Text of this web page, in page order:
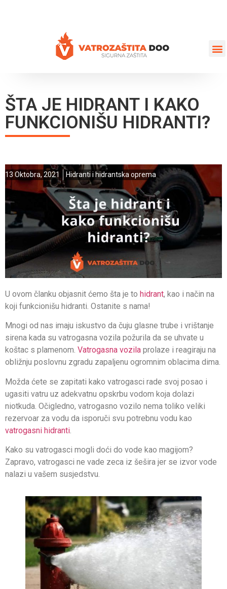
ŠTA JE HIDRANT I KAKO
FUNKCIONIŠU HIDRANTI?
13 Oktobra, 2021 Hidranti i hidrantska oprema
U ovom članku objasnit ćemo šta je to hidrant, kao i način na
koji funkcionišu hidranti. Ostanite s nama!
Mnogi od nas imaju iskustvo da čuju glasne trube i vrištanje
sirena kada su vatrogasna vozila požurila da se uhvate u
koštac s plamenom. Vatrogasna vozila prolaze i reagiraju na
obližnju poslovnu zgradu zapaljenu ogromnim oblacima dima.
Možda ćete se zapitati kako vatrogasci rade svoj posao i
ugasiti vatru uz adekvatnu opskrbu vodom koja dolazi
niotkuda. Očigledno, vatrogasno vozilo nema toliko veliki
rezervoar za vodu da isporuči svu potrebnu vodu kao
vatrogasni hidranti
Kako su vatrogasci mogli doći do vode kao magijom?
Zapravo, vatrogasci ne vade zeca iz šešira jer se izvor vode
nalazi u vašem susjedstvu.